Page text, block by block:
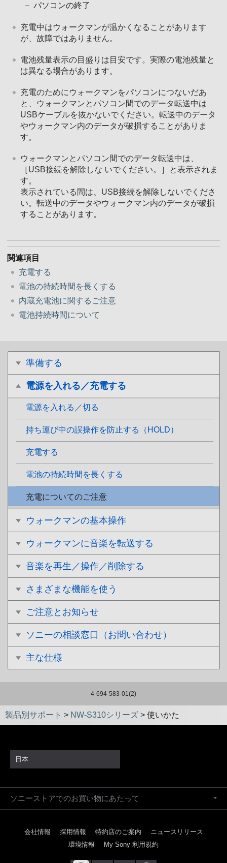
準備する
電源を入れる／充電する
電源を入れる／切る
持ち運び中の誤操作を防止する（HOLD）
充電する
電池の持続時間を長くする
充電についてのご注意
ウォークマンの基本操作
ウォークマンに音楽を転送する
音楽を再生／操作／削除する
さまざまな機能を使う
ご注意とお知らせ
ソニーの相談窓口（お問い合わせ）
主な仕様
4-694-583-01(2)
パソコンの終了
充電中はウォークマンが温かくなることがあります
が、故障ではありません。
電池残量表示の目盛りは目安です。実際の電池残量と
は異なる場合があります。
充電のためにウォークマンをパソコンにつないだあ
と、ウォークマンとパソコン間でのデータ転送中は
USBケーブルを抜かないでください。転送中のデータ
やウォークマン内のデータが破損することがありま
す。
ウォークマンとパソコン間でのデータ転送中は、
［USB接続を解除しな いでください。］と表示されま
す。
表示されている間は、USB接続を解除しないでくださ
い。転送中のデータやウォークマン内のデータが破損
することがあります。
関連項目
充電する
電池の持続時間を長くする
内蔵充電池に関するご注意
電池持続時間について
製品別サポート > NW-S310シリーズ > 使いかた
日本
ソニーストアでのお買い物にあたって
会社情報 採用情報 特約店のご案内
ニュースリリース
環境情報
My Sony 利用規約